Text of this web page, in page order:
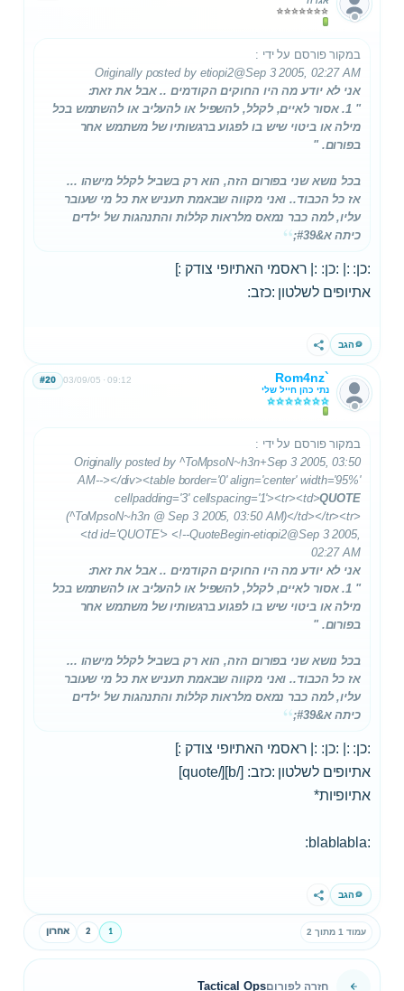
במקור פורסם על ידי :
Originally posted by etiopi2@Sep 3 2005, 02:27 AM
אני לא יודע מה היו החוקים הקודמים .. אבל את זאת:
" 1. אסור לאיים, לקלל, להשפיל או להעליב או להשתמש בכל
מילה או ביטוי שיש בו לפגוע ברגשותיו של משתמש אחר
בפורום. "
בכל נושא שני בפורום הזה, הוא רק בשביל לקלל מישהו ...
אז כל הכבוד.. ואני מקווה שבאמת תעניש את כל מי שעובר
עליו, למה כבר נמאס מלראות קללות והתנהגות של ילדים
כיתה א&#39;
:כן: :| :כן: :| ראסמי האתיופי צודק :]
אתיופים לשלטון :כזב:
הגב שתף
Rom4nz`
נתי כהן חייל שלי
03/09/05 09:12
#20
במקור פורסם על ידי :
Originally posted by ^ToMpsoN~h3n+Sep 3 2005, 03:50
AM--></div><table border='0' align='center' width='95%'
cellpadding='3' cellspacing='1'><tr><td>QUOTE
(^ToMpsoN~h3n @ Sep 3 2005, 03:50 AM)</td></tr><tr>
<td id='QUOTE'> <!--QuoteBegin-etiopi2@Sep 3 2005,
02:27 AM
אני לא יודע מה היו החוקים הקודמים .. אבל את זאת:
" 1. אסור לאיים, לקלל, להשפיל או להעליב או להשתמש בכל
מילה או ביטוי שיש בו לפגוע ברגשותיו של משתמש אחר
בפורום. "
בכל נושא שני בפורום הזה, הוא רק בשביל לקלל מישהו ...
אז כל הכבוד.. ואני מקווה שבאמת תעניש את כל מי שעובר
עליו, למה כבר נמאס מלראות קללות והתנהגות של ילדים
כיתה א&#39;
:כן: :| :כן: :| ראסמי האתיופי צודק :]
אתיופים לשלטון :כזב: [/b][/quote]
אתיופיות*
:blablabla:
הגב שתף
עמוד 1 מתוך 2 1
2 אחרון
חזרה לפורוםTactical Ops